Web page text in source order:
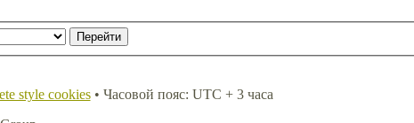
style cookies• Часовой пояс: UTC + 3 часа